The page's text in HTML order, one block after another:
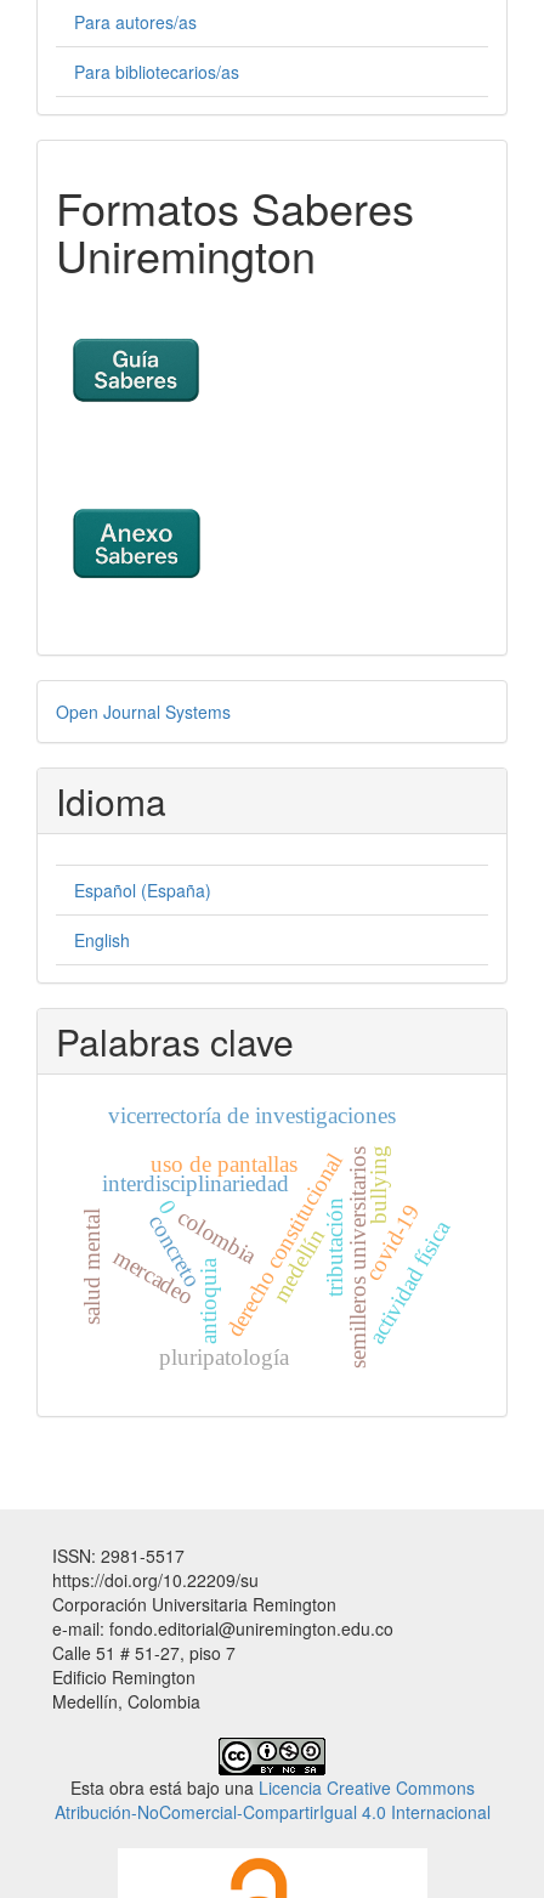
Para autores/as
Para bibliotecarios/as
Saberes
Formatos Saberes
Uniremington
Desarrollado
por
Open Journal Systems
Idioma
Español (España)
English
Palabras clave
semilleros universitarios
derecho constitucional
colombia covid-19
interdisciplinariedad
vicerrectoría de investigaciones
0
concreto
mercadeo tributación actividad física
bullying
uso de pantallas
antioquia medellín
salud mental
pluripatología
ISSN: 2981-5517
https://doi.org/10.22209/su
Corporación Universitaria Remington
e-mail: fondo.editorial@uniremington.edu.co
Calle 51 # 51-27, piso 7
Edificio Remington
Medellín, Colombia
Esta obra está bajo una Licencia Creative Commons
Atribución-NoComercial-CompartirIgual 4.0 Internacional